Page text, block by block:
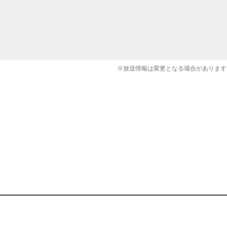
※放送情報は変更となる場合がありま